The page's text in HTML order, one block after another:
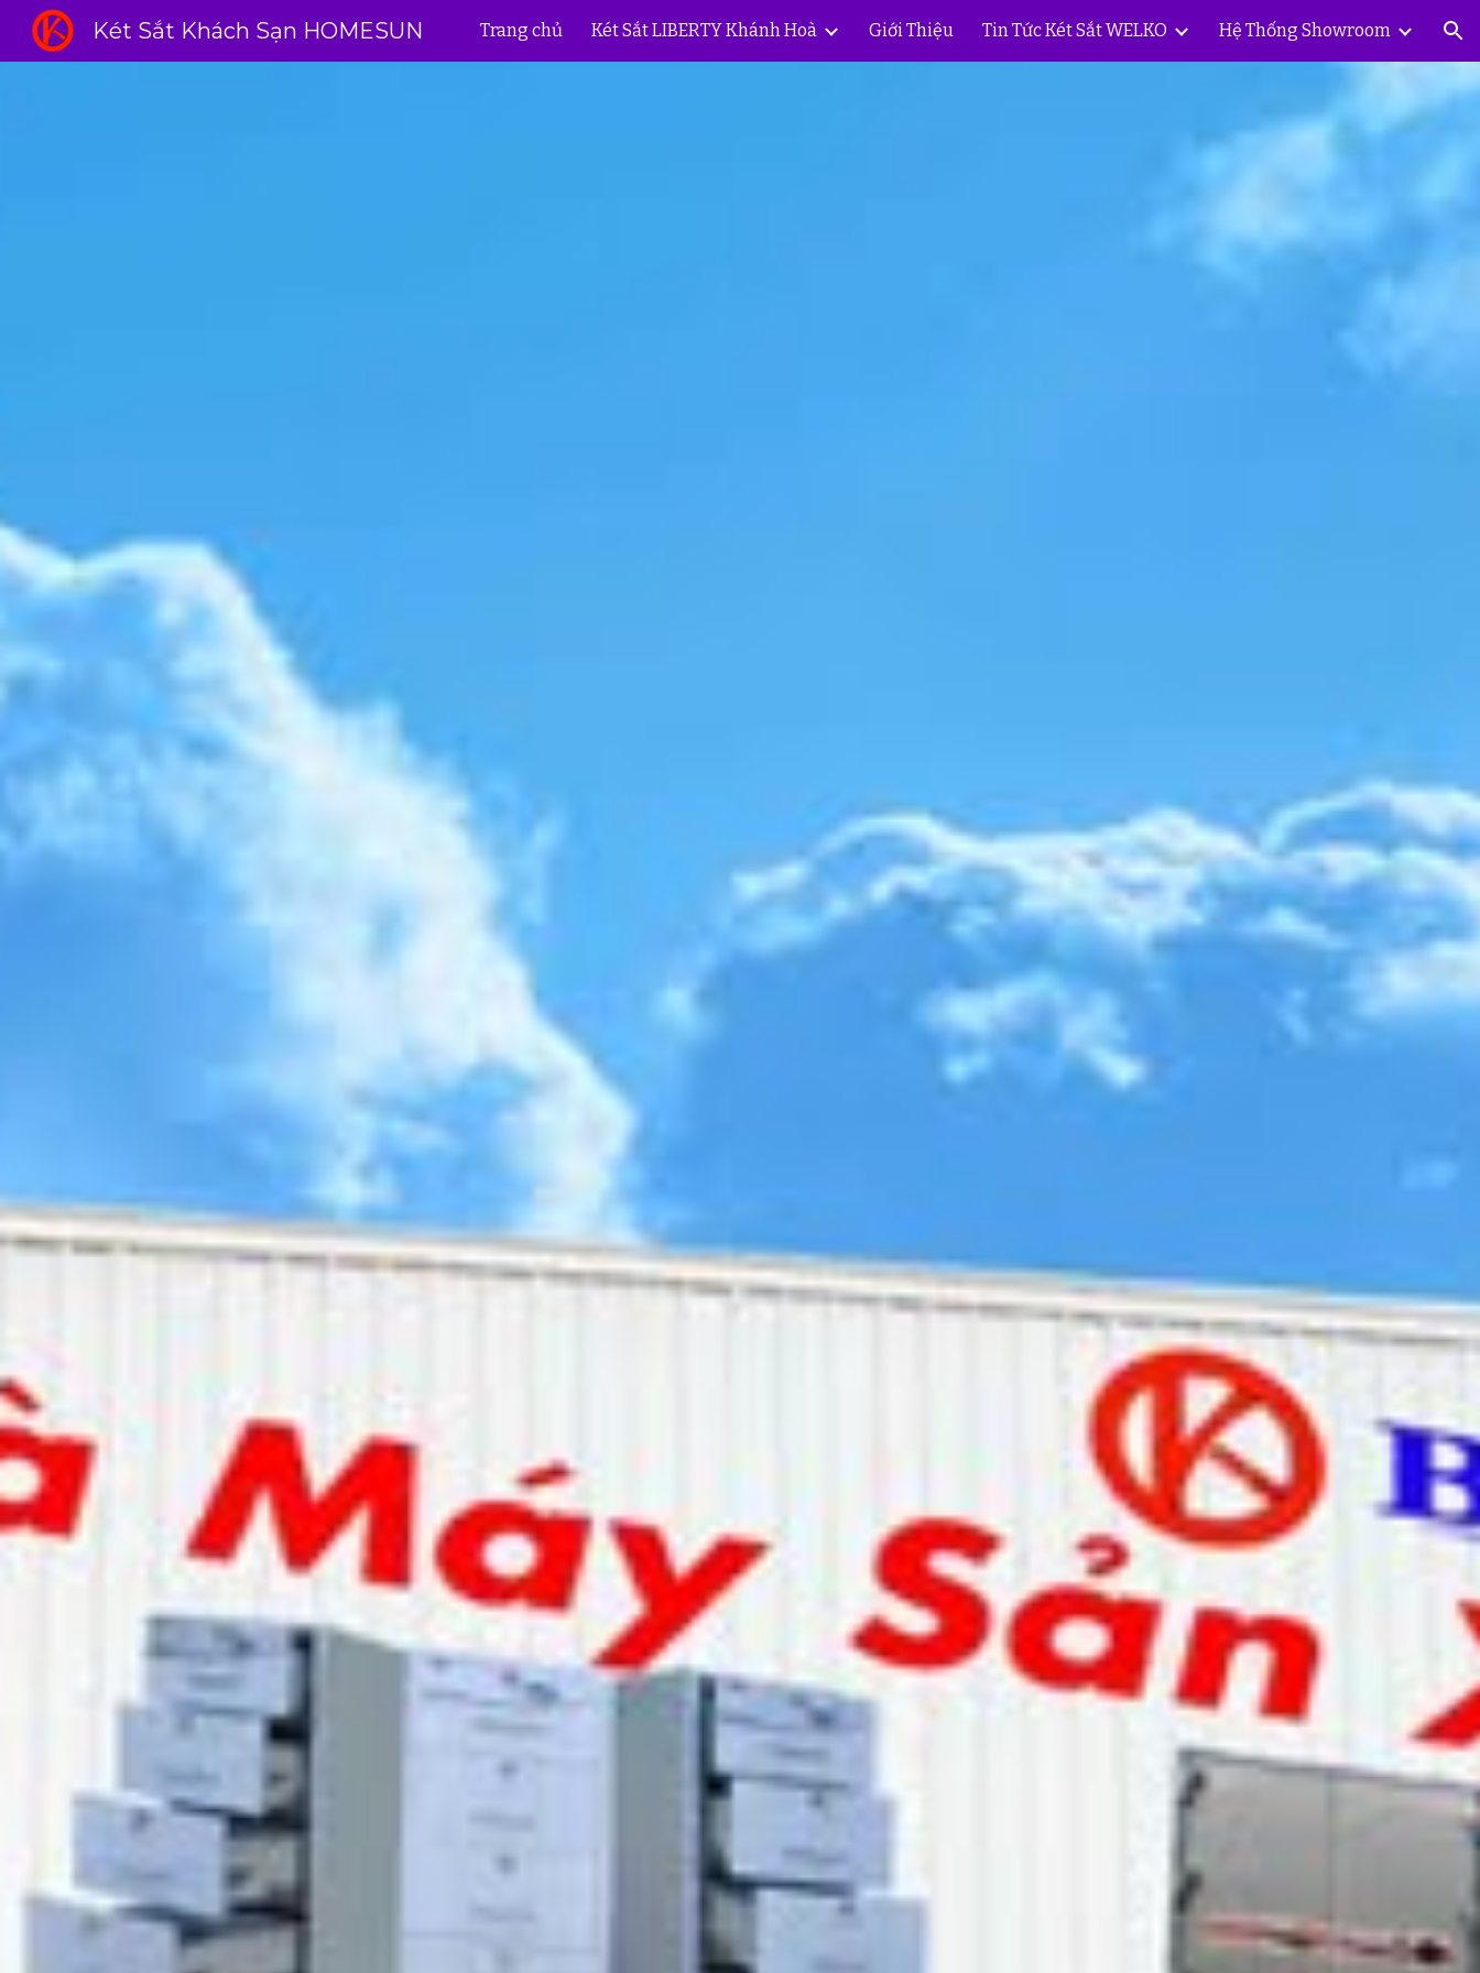
Skip to main content Skip to navigation
Két Sắt Khách Sạn HOMESUN Trang chủ Két Sắt LIBERTY Khánh Hoà Giới Thiệu Tin Tức Két Sắt WELKO Hệ Thống Showroom